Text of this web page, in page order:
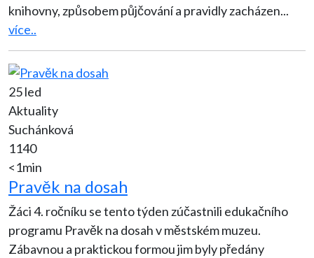
knihovny, způsobem půjčování a pravidly zacházen...
více..
25 led
Aktuality
Suchánková
1140
<1min
Pravěk na dosah
Žáci 4. ročníku se tento týden zúčastnili edukačního
programu Pravěk na dosah v městském muzeu.
Zábavnou a praktickou formou jim byly předány